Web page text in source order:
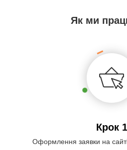
Як ми
Крок 1
Оформлення заявки на